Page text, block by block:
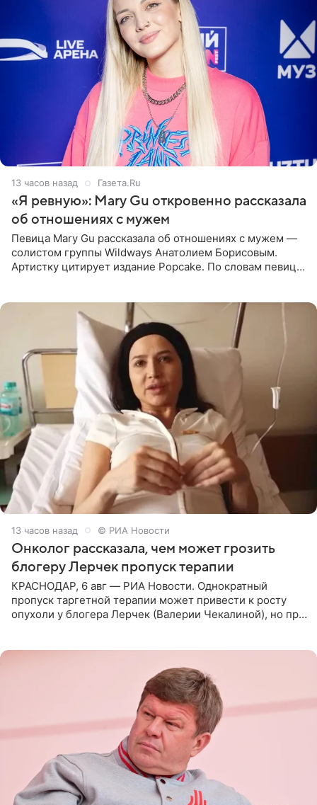
13 часов назад Газета.Ru
«Я ревную»: Mary Gu откровенно рассказала
об отношениях с мужем
Певица Mary Gu рассказала об отношениях с мужем —
солистом группы Wildways Анатолием Борисовым.
Артистку цитирует издание Popcake. По словам певицы,
13 часов назад © РИА Новости
Онколог рассказала, чем может грозить
блогеру Лерчек пропуск терапии
КРАСНОДАР, 6 авг — РИА Новости. Однократный
пропуск таргетной терапии может привести к росту
опухоли у блогера Лерчек (Валерии Чекалиной), но при